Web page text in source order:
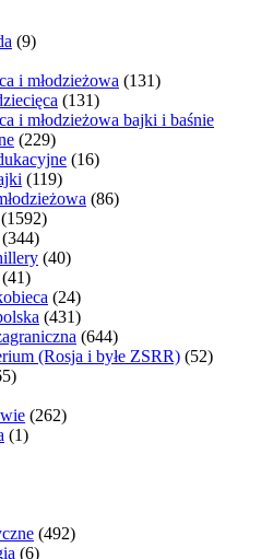
(9)
i młodzieżowa (131)
(131)
i młodzieżowa bajki i baśnie
(229)
(16)
(119)
(86)
(1592)
(344)
(40)
(41)
(24)
(431)
(644)
(Rosja i byłe ZSRR) (52)
(262)
(1)
(492)
(6)